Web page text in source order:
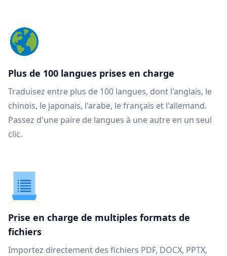
Plus de 100 langues prises en charge
Traduisez entre plus de 100 langues, dont l'anglais, le
chinois, le japonais, l'arabe, le français et l'allemand.
Passez d'une paire de langues à une autre en un seul
clic.
Prise en charge de multiples formats de
fichiers
Importez directement des fichiers PDF, DOCX, PPTX,